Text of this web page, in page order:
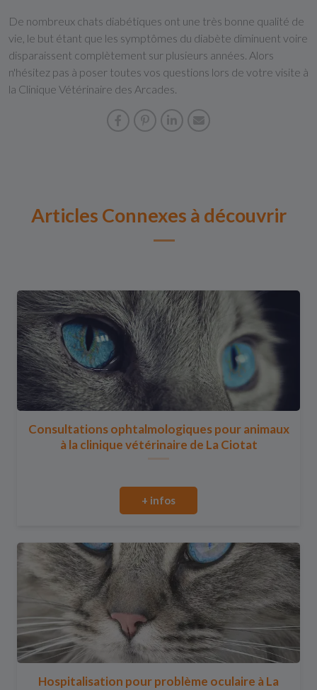
De nombreux chats diabétiques ont une très bonne qualité de
vie, le but étant que les symptômes du diabète diminuent voire
disparaissent complètement sur plusieurs années. Alors
n'hésitez pas à poser toutes vos questions lors de votre visite à
la Clinique Vétérinaire des Arcades.
Articles Connexes à découvrir
Consultations ophtalmologiques pour animaux
à la clinique vétérinaire de La Ciotat
+ infos
Hospitalisation pour problème oculaire à La